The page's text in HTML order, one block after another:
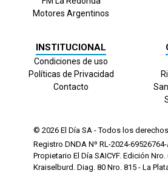
Motores Argentinos
INSTITUCIONAL
Condiciones de uso
Políticas de Privacidad
Contacto
© 2026 El Día SA - Todos los
Registro DNDA Nº RL-2024-
Propietario El Día SAICYF. Edición Nro.
Kraiselburd. Diag. 80 Nro. 815 - La